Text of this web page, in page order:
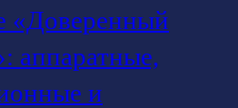
«Доверенный
аппаратные,
и